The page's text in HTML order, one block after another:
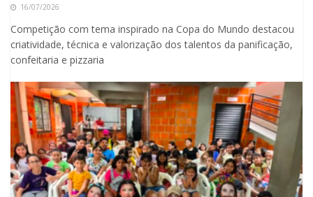
16/07/2026
Competição com tema inspirado na Copa do Mundo destacou
criatividade, técnica e valorização dos talentos da panificação,
confeitaria e pizzaria